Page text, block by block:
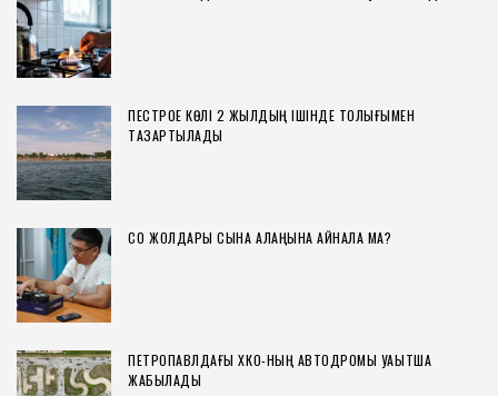
ПЕСТРОЕ КӨЛІ 2 ЖЫЛДЫҢ ІШІНДЕ ТОЛЫҒЫМЕН
ТАЗАРТЫЛАДЫ
СҚО ЖОЛДАРЫ СЫНАҚ АЛАҢЫНА АЙНАЛА МА?
ПЕТРОПАВЛДАҒЫ ХҚКО-НЫҢ АВТОДРОМЫ УАҚЫТША
ЖАБЫЛАДЫ